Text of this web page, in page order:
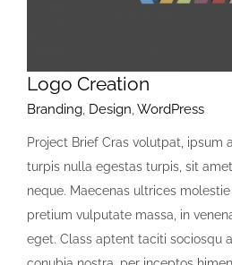
Logo Creation
Branding, Design,WordPress
Project Brief Cras volutpat, ipsum
turpis nulla egestas turpis, sit
neque. Maecenas ultrices
pretium vulputate massa, in
eget. Class aptent taciti sociosqu